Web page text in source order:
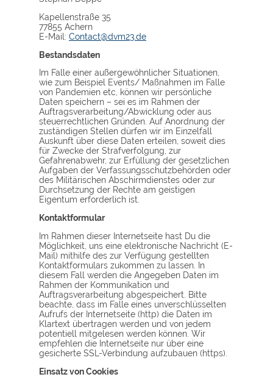
Kapellenstraße 35
77855 Achern
E-Mail: Contact@dvm23.de
Bestandsdaten
Im Falle einer außergewöhnlicher Situationen,
wie zum Beispiel Events/ Maßnahmen im Falle
von Pandemien etc, können wir persönliche
Daten speichern – sei es im Rahmen der
Auftragsverarbeitung/Abwicklung oder aus
steuerrechtlichen Gründen. Auf Anordnung der
zuständigen Stellen dürfen wir im Einzelfall
Auskunft über diese Daten erteilen, soweit dies
für Zwecke der Strafverfolgung, zur
Gefahrenabwehr, zur Erfüllung der gesetzlichen
Aufgaben der Verfassungsschutzbehörden oder
des Militärischen Abschirmdienstes oder zur
Durchsetzung der Rechte am geistigen
Eigentum erforderlich ist.
Kontaktformular
Im Rahmen dieser Internetseite hast Du die
Möglichkeit, uns eine elektronische Nachricht (E-
Mail) mithilfe des zur Verfügung gestellten
Kontaktformulars zukommen zu lassen. In
diesem Fall werden die Angegeben Daten im
Rahmen der Kommunikation und
Auftragsverarbeitung abgespeichert. Bitte
beachte, dass im Falle eines unverschlüsselten
Aufrufs der Internetseite (http) die Daten im
Klartext übertragen werden und von jedem
potentiell mitgelesen werden können. Wir
empfehlen die Internetseite nur über eine
gesicherte SSL-Verbindung aufzubauen (https).
Einsatz von Cookies